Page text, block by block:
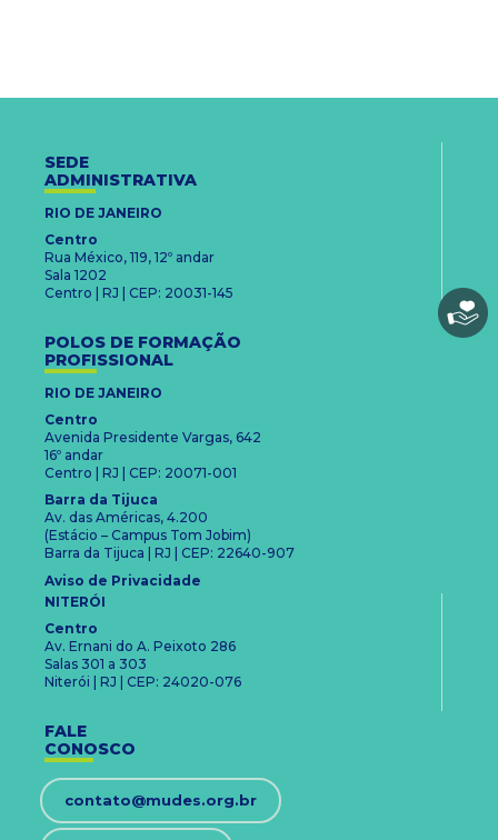
SEDE
ADMINISTRATIVA
RIO DE JANEIRO
Centro
Rua México, 119, 12º andar
Sala 1202
Centro | RJ | CEP: 20031-145
POLOS DE FORMAÇÃO
PROFISSIONAL
RIO DE JANEIRO
Centro
Avenida Presidente Vargas, 642
16º andar
Centro | RJ | CEP: 20071-001
Barra da Tijuca
Av. das Américas, 4.200
(Estácio – Campus Tom Jobim)
Barra da Tijuca | RJ | CEP: 22640-907
Aviso de Privacidade
NITERÓI
Centro
Av. Ernani do A. Peixoto 286
Salas 301 a 303
Niterói | RJ | CEP: 24020-076
FALE
CONOSCO
contato@mudes.org.br